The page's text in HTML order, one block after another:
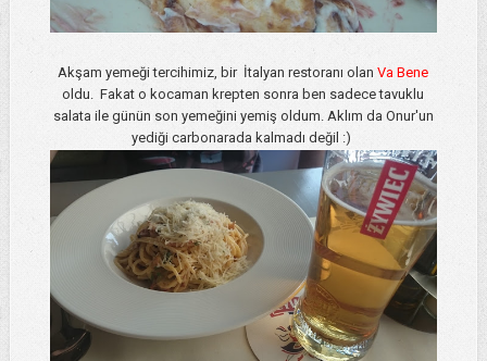
Akşam yemeği tercihimiz, bir İtalyan restoranı olanVa Bene
oldu. Fakat o kocaman krepten sonra ben sadece tavuklu
salata ile günün son yemeğini yemiş oldum. Aklım da Onur'un
yediği carbonarada kalmadı değil :)